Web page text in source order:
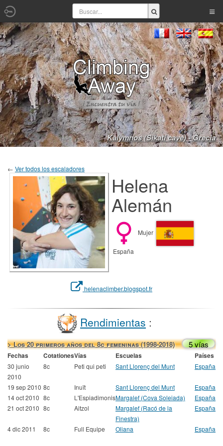
Kalymnos (Sikati cave) - Grecia
← Ver todos los escaladores
Helena
Alemán
Mujer
España
helenaclimber.blogspot.fr
Rendimientas :
> Los 20 primeros años del 8c femeninas (1998-2018) 5 vías
Fechas CotationesVías Escuelas Países
30 junio
2010
8c Peti qui peti Sant Llorenç del Munt España
19 sep 2010 8c Inuït Sant Llorenç del Munt
España
14 oct 2010 8c L'EspiadimonisMargalef (Cova Soleiada)
España
21 oct 2010 8c Aitzol
Margalef (Racó de la
Finestra)
España
4 dic 2011 8c Full Equipe Oliana España